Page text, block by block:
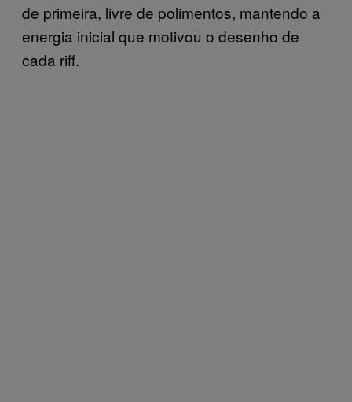
de primeira, livre de polimentos, mantendo a
energia inicial que motivou o desenho de
cada riff.